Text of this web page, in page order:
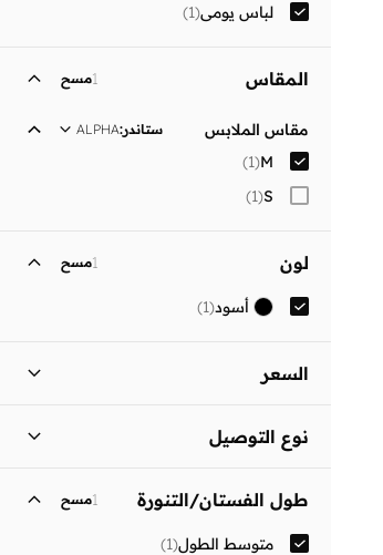
لباس يومي(
1
)
المقاس 1مسح
مقاس الملابس ستاندر:
ALPHA
M
(
1
)
S
(
1
)
لون 1مسح
أسود(
1
)
السعر
ر.ع
انطلق
نوع التوصيل
طول الفستان/التنورة 1مسح
متوسط الطول(
1
)